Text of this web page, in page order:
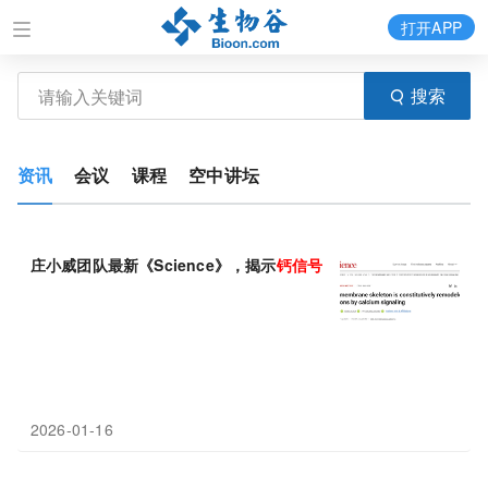
搜索
打开APP
资讯 会议 课程 空中讲坛
庄小威团队最新《Science》，揭示钙信号 揭开膜骨架的动态秘密
2026-01-16